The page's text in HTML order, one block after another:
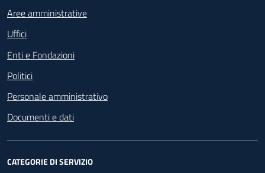
Aree amministrative
Uffici
Enti e Fondazioni
Politici
Personale amministrativo
Documenti e dati
CATEGORIE DI SERVIZIO